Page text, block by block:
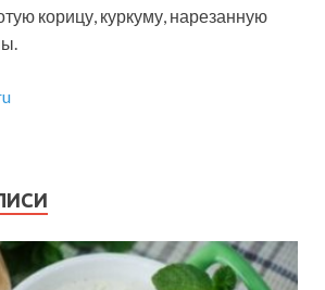
корицу, куркуму, нарезанную